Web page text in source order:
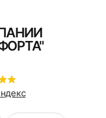
ндекс